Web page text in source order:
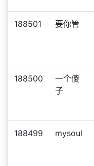
188501 要你管
188500
一个傻
子
188499 mysoul